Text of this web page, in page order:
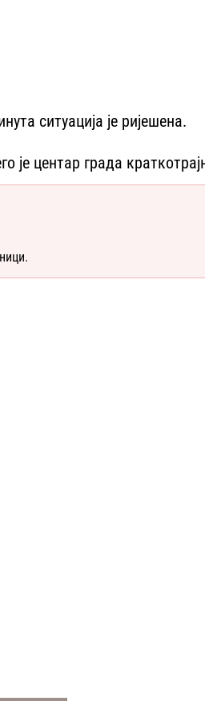
ситуација је ријешена.
центар града